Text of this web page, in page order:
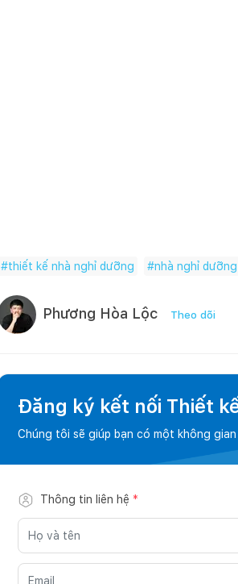
#thiết kế nhà nghỉ dưỡng #nhà nghỉ dưỡng
Phương Hòa Lộc Theo dõi
Đăng ký kết nối Thiết
Chúng tôi sẽ giúp bạn có một không
Thông tin liên hệ *